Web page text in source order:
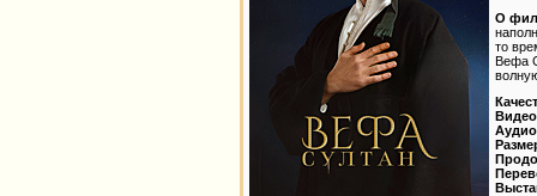
О
то
Вефа